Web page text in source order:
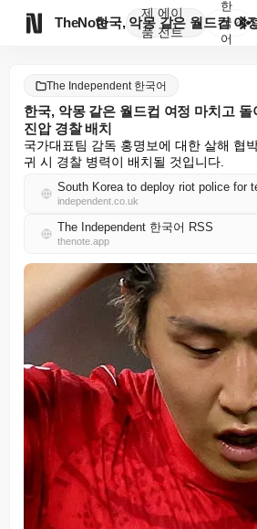
TheNote
제
품
에이
전트
한
국
어
The Independent 한국어
한국, 악몽 같은 월드컵 여정 마치고 돌
진압 경찰 배치
국가대표팀 감독 홍명보에 대한 살해 협
귀 시 경찰 병력이 배치될 것입니다.
independent.co.uk
The Independent 한국어 RSS
thenote.app